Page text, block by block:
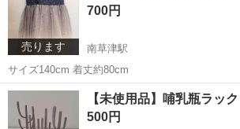
売ります
700円
南草津駅
サイズ140cm 着丈約80cm
滋賀 草津市 南草津駅 キッズ用品
【未使用品】哺乳瓶ラック
500円